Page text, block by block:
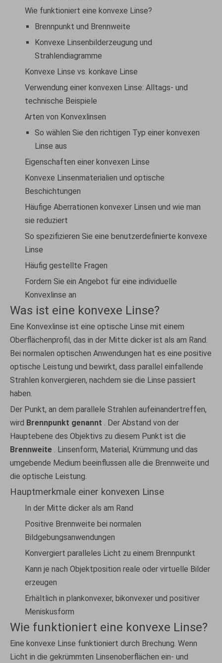
Wie funktioniert eine konvexe Linse?
Brennpunkt und Brennweite
Konvexe Linsenbilderzeugung und
Strahlendiagramme
Konvexe Linse vs. konkave Linse
Verwendung einer konvexen Linse: Alltags- und
technische Beispiele
Arten von Konvexlinsen
So wählen Sie den richtigen Typ einer konvexen
Linse aus
Eigenschaften einer konvexen Linse
Konvexe Linsenmaterialien und optische
Beschichtungen
Häufige Aberrationen konvexer Linsen und wie man
sie reduziert
So spezifizieren Sie eine benutzerdefinierte konvexe
Linse
Häufig gestellte Fragen
Fordern Sie ein Angebot für eine individuelle
Konvexlinse an
Was ist eine konvexe Linse?
Eine Konvexlinse ist eine optische Linse mit einem
Oberflächenprofil, das in der Mitte dicker ist als am Rand.
Bei normalen optischen Anwendungen hat es eine positive
optische Leistung und bewirkt, dass parallel einfallende
Strahlen konvergieren, nachdem sie die Linse passiert
haben.
Der Punkt, an dem parallele Strahlen aufeinandertreffen,
wird Brennpunkt genannt
. Der Abstand von der
Hauptebene des Objektivs zu diesem Punkt ist die
Brennweite
. Linsenform, Material, Krümmung und das
umgebende Medium beeinflussen alle die Brennweite und
die optische Leistung.
Hauptmerkmale einer konvexen Linse
In der Mitte dicker als am Rand
Positive Brennweite bei normalen
Bildgebungsanwendungen
Konvergiert paralleles Licht zu einem Brennpunkt
Kann je nach Objektposition reale oder virtuelle Bilder
erzeugen
Erhältlich in plankonvexer, bikonvexer und positiver
Meniskusform
Wie funktioniert eine konvexe Linse?
Eine konvexe Linse funktioniert durch Brechung. Wenn
Licht in die gekrümmten Linsenoberflächen ein- und